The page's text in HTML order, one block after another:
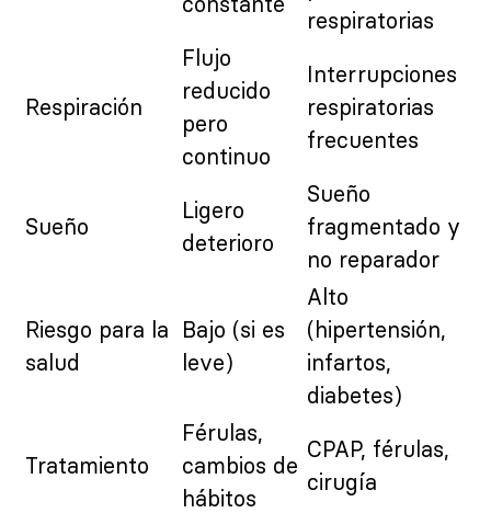
respiratorias
Respiración
Flujo
reducido
pero
continuo
Interrupciones
respiratorias
frecuentes
Sueño
Ligero
deterioro
Sueño
fragmentado y
no reparador
Riesgo para la
salud
Bajo (si es
leve)
Alto
(hipertensión,
infartos,
diabetes)
Tratamiento
Férulas,
cambios de
hábitos
CPAP, férulas,
cirugía